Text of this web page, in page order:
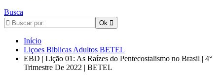
Busca
Início
Liçoes Biblicas Adultos BETEL
EBD | Lição 01: As Raízes do Pentecostalismo no Brasil | 4°
Trimestre De 2022 | BETEL